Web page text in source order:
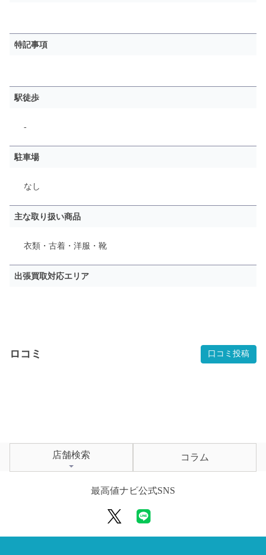
特記事項
駅徒歩
-
駐車場
なし
主な取り扱い商品
衣類・古着・洋服・靴
出張買取対応エリア
ロコミ 口コミ投稿
店舗検索 コラム
最高値ナビ公式SNS